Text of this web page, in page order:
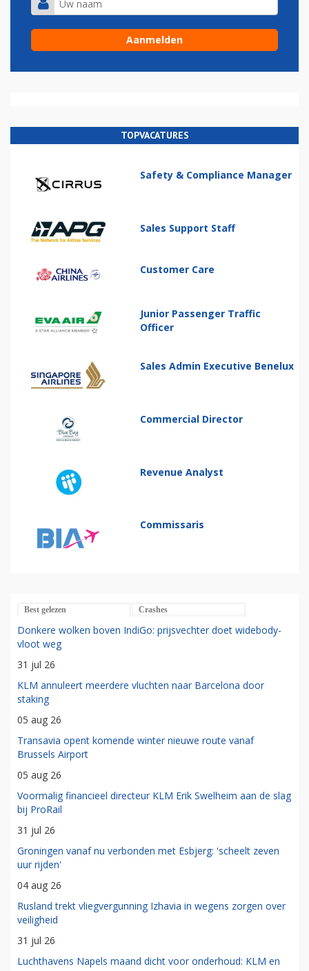
TOPVACATURES
Safety & Compliance Manager
Sales Support Staff
Customer Care
Junior Passenger Traffic
Officer
Sales Admin Executive Benelux
Commercial Director
Revenue Analyst
Commissaris
Best gelezen Crashes
Donkere wolken boven IndiGo: prijsvechter doet widebody-
vloot weg
31 jul 26
KLM annuleert meerdere vluchten naar Barcelona door
staking
05 aug 26
Transavia opent komende winter nieuwe route vanaf
Brussels Airport
05 aug 26
Voormalig financieel directeur KLM Erik Swelheim aan de slag
bij ProRail
31 jul 26
Groningen vanaf nu verbonden met Esbjerg: 'scheelt zeven
uur rijden'
04 aug 26
Rusland trekt vliegvergunning Izhavia in wegens zorgen over
veiligheid
31 jul 26
Luchthavens Napels maand dicht voor onderhoud: KLM en